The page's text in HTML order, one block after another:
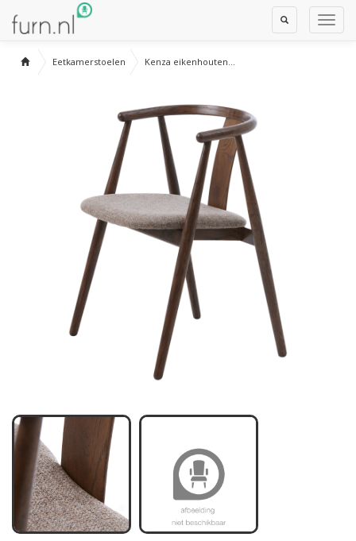
Toggle
Search
Eetkamerstoelen Kenza eikenhouten...